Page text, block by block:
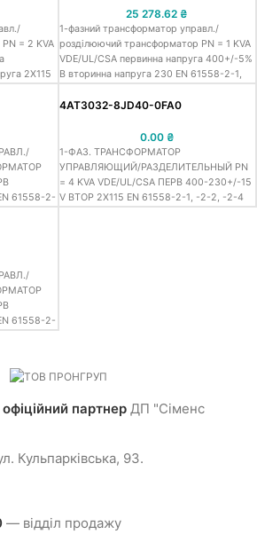
= 2 KVA
2X115
25 278.62 ₴
1-фазний трансформатор управл./
розділюючий трансформатор PN = 1 KVA
VDE/UL/CSA первинна напруга 400+/-5%
В вторинна напруга 230 EN 61558-2-1,
клеми
61558-2-
4AT3032-8JD40-0FA0
0.00 ₴
1-ФАЗ. ТРАНСФОРМАТОР
УПРАВЛЯЮЩИЙ/РАЗДЕЛИТЕЛЬНЫЙ PN
= 4 KVA VDE/UL/CSA ПЕРВ 400-230+/-15
V ВТОР 2X115 EN 61558-2-1, -2-2, -2-4
61558-2-
офіційний партнер ДП "Сіменс
Кульпарківська, 93.
— відділ продажу